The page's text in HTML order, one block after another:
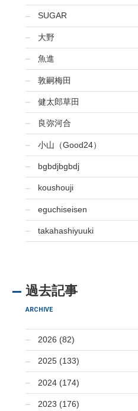
SUGAR
大野
魚進
敦嗣梅田
健太郎草田
良弥河合
小山（Good24）
bgbdjbgbdj
koushouji
eguchiseisen
takahashiyuuki
過去記事
ARCHIVE
2026 (82)
2025 (133)
2024 (174)
2023 (176)